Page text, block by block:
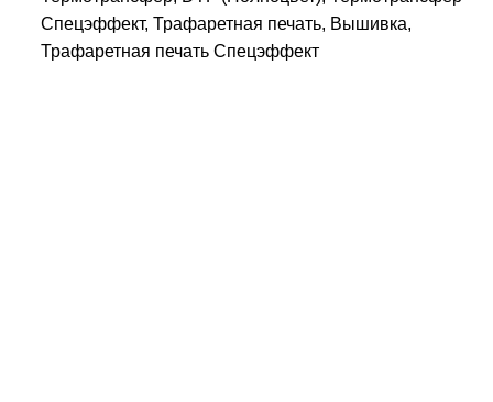
Спецэффект, Трафаретная печать, Вышивка,
Трафаретная печать Спецэффект